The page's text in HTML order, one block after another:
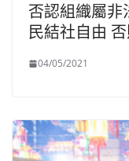
否認組織屬非
民結社自由
04/05/2021